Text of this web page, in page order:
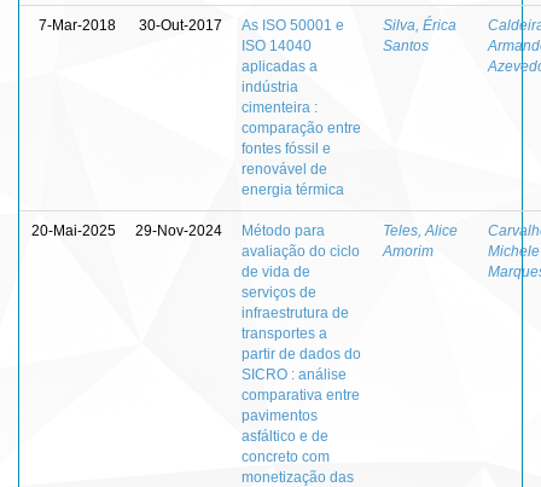
7-Mar-2018 30-Out-2017
As ISO 50001 e
ISO 14040
aplicadas a
indústria
cimenteira :
comparação entre
fontes fóssil e
renovável de
energia térmica
Silva, Érica
Santos
20-Mai-2025 29-Nov-2024
Método para
avaliação do ciclo
de vida de
serviços de
infraestrutura de
transportes a
partir de dados do
SICRO : análise
comparativa entre
pavimentos
asfáltico e de
concreto com
monetização das
Teles, Alice
Amorim